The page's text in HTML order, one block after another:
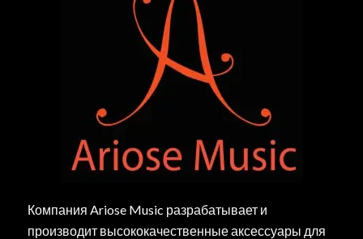
Компания Ariose Music разрабатывает и
производит высококачественные аксессуары для